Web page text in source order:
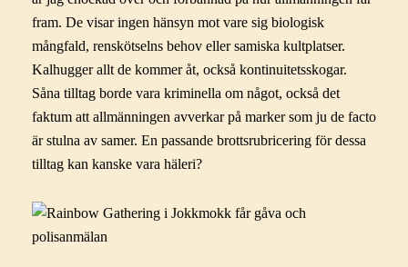
fram. De visar ingen hänsyn mot vare sig biologisk
mångfald, renskötselns behov eller samiska kultplatser.
Kalhugger allt de kommer åt, också kontinuitetsskogar.
Såna tilltag borde vara kriminella om något, också det
faktum att allmänningen avverkar på marker som ju de facto
är stulna av samer. En passande brottsrubricering för dessa
tilltag kan kanske vara häleri?